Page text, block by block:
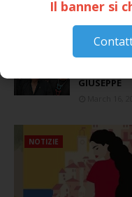
Il banner si
Campagna
I “TEPPISTI
GIUSEPPE
NOTIZIE